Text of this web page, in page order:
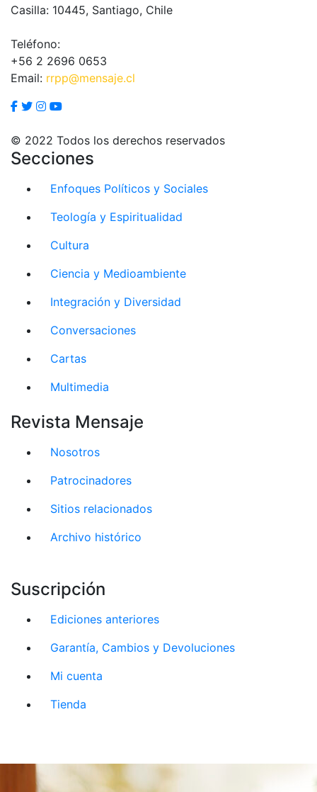
Casilla: 10445, Santiago, Chile
Teléfono:
+56 2 2696 0653
Email: rrpp@mensaje.cl
© 2022 Todos los derechos reservados
Secciones
Enfoques Políticos y Sociales
Teología y Espiritualidad
Cultura
Ciencia y Medioambiente
Integración y Diversidad
Conversaciones
Cartas
Multimedia
Revista Mensaje
Nosotros
Patrocinadores
Sitios relacionados
Archivo histórico
Suscripción
Ediciones anteriores
Garantía, Cambios y Devoluciones
Mi cuenta
Tienda